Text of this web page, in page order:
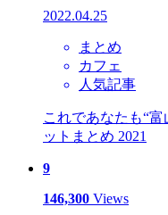
2022.04.25
まとめ
カフェ
人気記事
これであなたも“
ットまとめ 2021
9
146,300 Views